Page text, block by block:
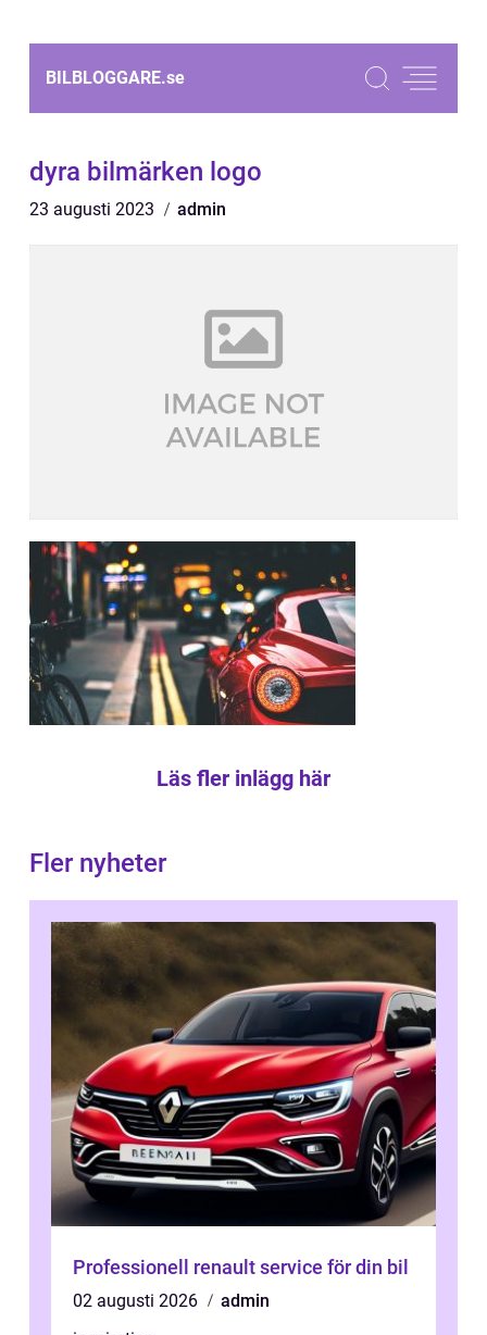
BILBLOGGARE.se
dyra bilmärken logo
23 augusti 2023 admin
Läs fler inlägg här
Fler nyheter
Professionell renault service för din bil
02 augusti 2026
admin